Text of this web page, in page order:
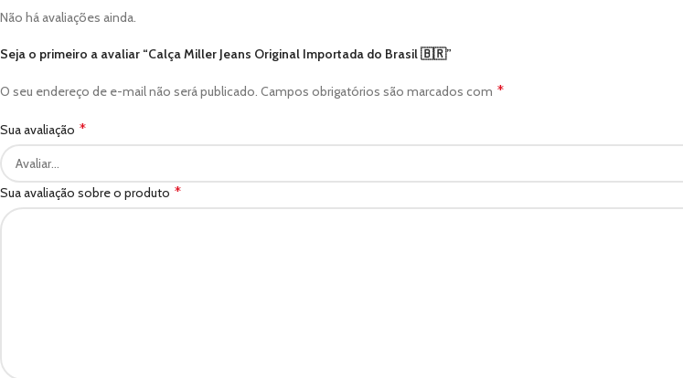
Não há avaliações ainda.
Seja o primeiro a avaliar “Calça Miller Jeans Original Importada do Brasil 🇧🇷”
O seu endereço de e-mail não será publicado. Campos obrigatórios são marcados com *
Sua avaliação *
Sua avaliação sobre o produto *